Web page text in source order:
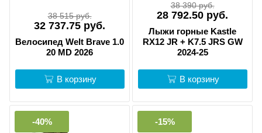
38 515 руб.
32 737.75 руб.
Велосипед Welt Brave 1.0
20 MD 2026
В корзину
38 390 руб.
28 792.50 руб.
Лыжи горные Kastle
RX12 JR + K7.5 JRS GW
2024-25
В корзину
-40% -15%